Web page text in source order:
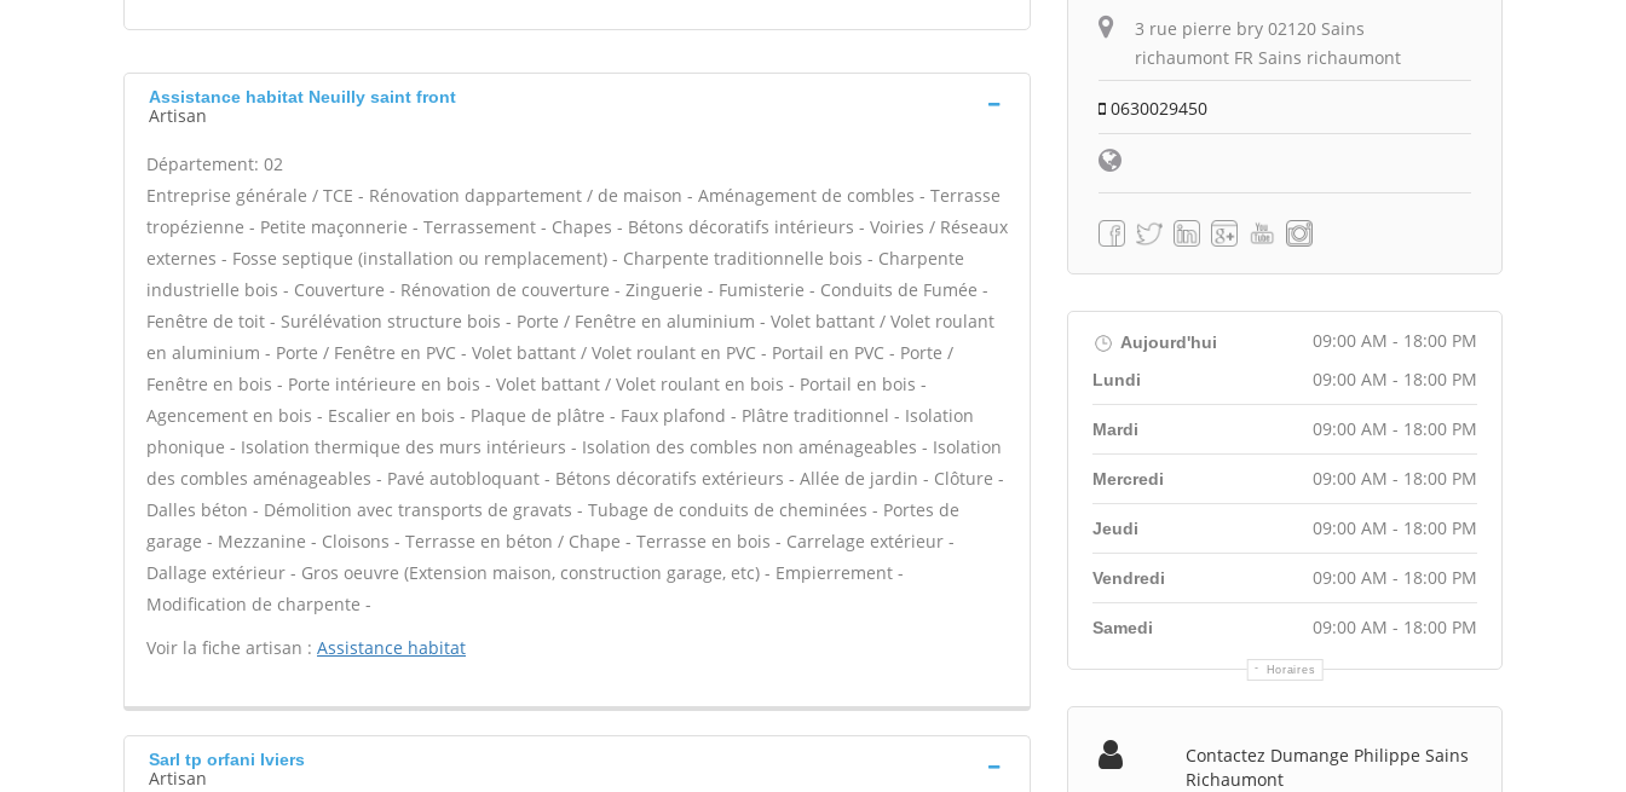
Assistance habitat Neuilly saint front
Artisan
Département: 02
Entreprise générale / TCE - Rénovation dappartement / de maison - Aménagement de combles - Terrasse
tropézienne - Petite maçonnerie - Terrassement - Chapes - Bétons décoratifs intérieurs - Voiries / Réseaux
externes - Fosse septique (installation ou remplacement) - Charpente traditionnelle bois - Charpente
industrielle bois - Couverture - Rénovation de couverture - Zinguerie - Fumisterie - Conduits de Fumée -
Fenêtre de toit - Surélévation structure bois - Porte / Fenêtre en aluminium - Volet battant / Volet roulant
en aluminium - Porte / Fenêtre en PVC - Volet battant / Volet roulant en PVC - Portail en PVC - Porte /
Fenêtre en bois - Porte intérieure en bois - Volet battant / Volet roulant en bois - Portail en bois -
Agencement en bois - Escalier en bois - Plaque de plâtre - Faux plafond - Plâtre traditionnel - Isolation
phonique - Isolation thermique des murs intérieurs - Isolation des combles non aménageables - Isolation
des combles aménageables - Pavé autobloquant - Bétons décoratifs extérieurs - Allée de jardin - Clôture -
Dalles béton - Démolition avec transports de gravats - Tubage de conduits de cheminées - Portes de
garage - Mezzanine - Cloisons - Terrasse en béton / Chape - Terrasse en bois - Carrelage extérieur -
Dallage extérieur - Gros oeuvre (Extension maison, construction garage, etc) - Empierrement -
Modification de charpente -
Voir la fiche artisan : Assistance habitat
Sarl tp orfani Iviers
Artisan
3 rue pierre bry 02120 Sains
richaumont FR Sains richaumont
0630029450
Aujourd'hui 09:00 AM - 18:00 PM
Horaires
Lundi 09:00 AM - 18:00 PM
Mardi 09:00 AM - 18:00 PM
Mercredi 09:00 AM - 18:00 PM
Jeudi 09:00 AM - 18:00 PM
Vendredi 09:00 AM - 18:00 PM
Samedi 09:00 AM - 18:00 PM
Contactez Dumange Philippe Sains
Richaumont